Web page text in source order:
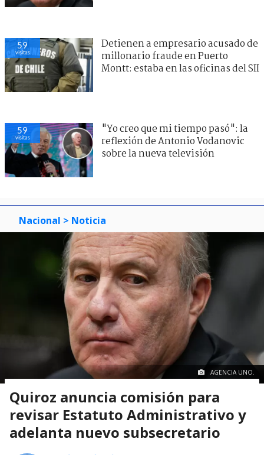
59
visitas
Detienen a empresario acusado de
millonario fraude en Puerto
Montt: estaba en las oficinas del SII
59
visitas
"Yo creo que mi tiempo pasó": la
reflexión de Antonio Vodanovic
sobre la nueva televisión
Nacional > Noticia
AGENCIA UNO.
Quiroz anuncia comisión para
revisar Estatuto Administrativo y
adelanta nuevo subsecretario